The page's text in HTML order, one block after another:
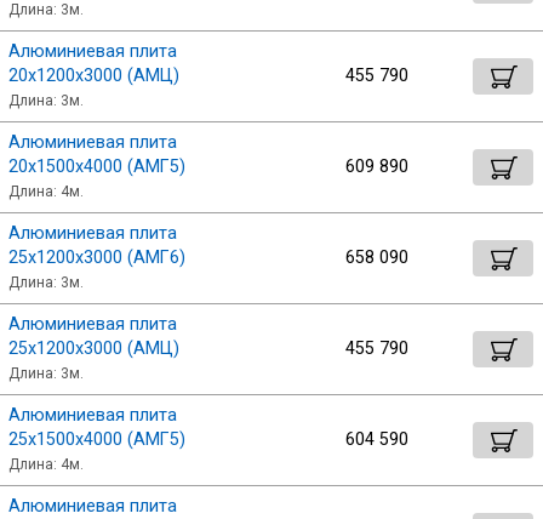
Длина: 3м.
Алюминиевая плита
20х1200х3000 (АМЦ)
Длина: 3м.
455 790
Алюминиевая плита
20х1500х4000 (АМГ5)
Длина: 4м.
609 890
Алюминиевая плита
25х1200х3000 (АМГ6)
Длина: 3м.
658 090
Алюминиевая плита
25х1200х3000 (АМЦ)
Длина: 3м.
455 790
Алюминиевая плита
25х1500х4000 (АМГ5)
Длина: 4м.
604 590
Алюминиевая плита